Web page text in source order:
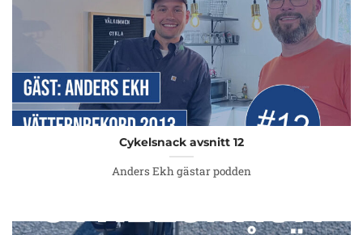
Cykelsnack avsnitt 12
Anders Ekh gästar podden